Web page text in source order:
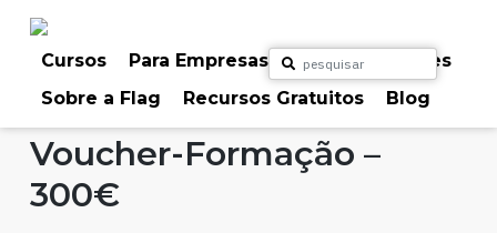
Cursos Para Empresas
Para Particulares
Sobre a Flag
Recursos Gratuitos Blog
Home Cursos
Voucher-Formação –
300€